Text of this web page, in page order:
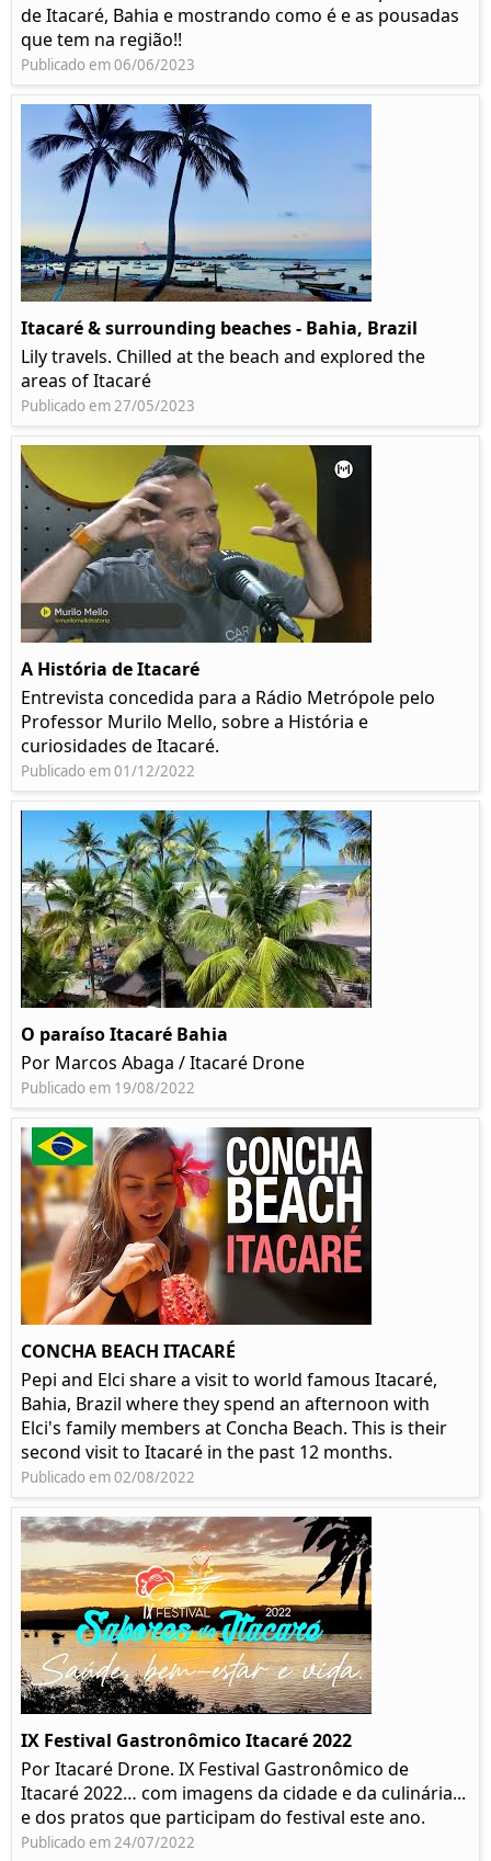
de Itacaré, Bahia e mostrando como é e as pousadas
que tem na região!!
Publicado em 06/06/2023
Itacaré & surrounding beaches - Bahia, Brazil
Lily travels. Chilled at the beach and explored the
areas of Itacaré
Publicado em 27/05/2023
A História de Itacaré
Entrevista concedida para a Rádio Metrópole pelo
Professor Murilo Mello, sobre a História e
curiosidades de Itacaré.
Publicado em 01/12/2022
O paraíso Itacaré Bahia
Por Marcos Abaga / Itacaré Drone
Publicado em 19/08/2022
CONCHA BEACH ITACARÉ
Pepi and Elci share a visit to world famous Itacaré,
Bahia, Brazil where they spend an afternoon with
Elci's family members at Concha Beach. This is their
second visit to Itacaré in the past 12 months.
Publicado em 02/08/2022
IX Festival Gastronômico Itacaré 2022
Por Itacaré Drone. IX Festival Gastronômico de
Itacaré 2022… com imagens da cidade e da culinária...
e dos pratos que participam do festival este ano.
Publicado em 24/07/2022